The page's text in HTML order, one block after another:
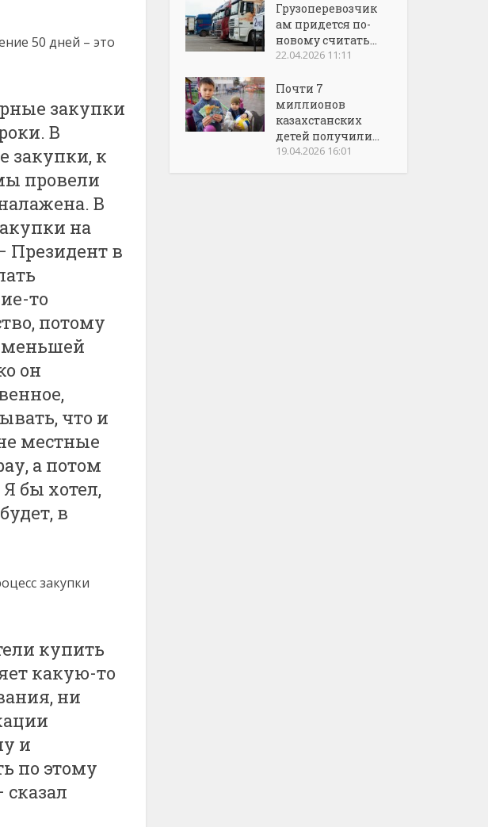
50 дней – это
закупки
В
закупки, к
провели
В
на
Президент в
то
потому
он
что и
местные
а потом
бы хотел,
в
закупки
купить
какую-то
ни
и
по этому
Грузоперевозчик
ам придется по-
новому считать...
22.04.2026 11:11
Почти 7
миллионов
казахстанских
детей получили...
19.04.2026 16:01